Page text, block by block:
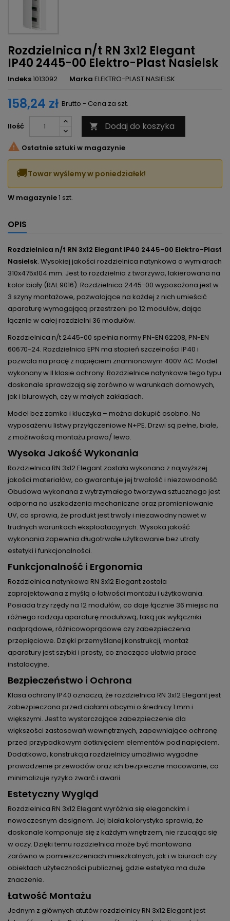
Rozdzielnica n/t RN 3x12 Elegant
IP40 2445-00 Elektro-Plast Nasielsk
Indeks1013092 Marka ELEKTRO-PLAST NASIELSK
158,24 zł Brutto - Cena za szt.
Ilość  Dodaj do koszyka
 Ostatnie sztuki w magazynie
🚚Towar wyślemy w poniedziałek!
W magazynie1 szt.
OPIS
Rozdzielnica n/t RN 3x12 Elegant IP40 2445-00 Elektro-Plast
Nasielsk. Wysokiej jakości rozdzielnica natynkowa o wymiarach
310x475x104 mm. Jest to rozdzielnia z tworzywa, lakierowana na
kolor biały (RAL 9016). Rozdzielnica 2445-00 wyposażona jest w
3 szyny montażowe, pozwalające na każdej z nich umieścić
aparaturę wymagającą przestrzeni po 12 modułów, dając
łącznie w całej rozdzielni 36 modułów.
Rozdzielnica n/t 2445-00 spełnia normy PN-EN 62208, PN-EN
60670-24. Rozdzielnica EPN ma stopień szczelności IP40 i
pozwala na pracę z napięciem znamionowym 400V AC. Model
wykonany w II klasie ochrony. Rozdzielnice natynkowe tego typu
doskonale sprawdzają się zarówno w warunkach domowych,
jak i biurowych, czy w małych zakładach.
Model bez zamka i kluczyka – można dokupić osobno. Na
wyposażeniu listwy przyłączeniowe N+PE. Drzwi są pełne, białe,
z możliwością montażu prawo/ lewo.
Wysoka Jakość Wykonania
Rozdzielnica RN 3x12 Elegant została wykonana z najwyższej
jakości materiałów, co gwarantuje jej trwałość i niezawodność.
Obudowa wykonana z wytrzymałego tworzywa sztucznego jest
odporna na uszkodzenia mechaniczne oraz promieniowanie
UV, co sprawia, że produkt jest trwały i niezawodny nawet w
trudnych warunkach eksploatacyjnych. Wysoka jakość
wykonania zapewnia długotrwałe użytkowanie bez utraty
estetyki i funkcjonalności.
Funkcjonalność i Ergonomia
Rozdzielnica natynkowa RN 3x12 Elegant została
zaprojektowana z myślą o łatwości montażu i użytkowania.
Posiada trzy rzędy na 12 modułów, co daje łącznie 36 miejsc na
różnego rodzaju aparaturę modułową, taką jak wyłączniki
nadprądowe, różnicowoprądowe czy zabezpieczenia
przepięciowe. Dzięki przemyślanej konstrukcji, montaż
aparatury jest szybki i prosty, co znacząco ułatwia prace
instalacyjne.
Bezpieczeństwo i Ochrona
Klasa ochrony IP40 oznacza, że rozdzielnica RN 3x12 Elegant jest
zabezpieczona przed ciałami obcymi o średnicy 1 mm i
większymi. Jest to wystarczające zabezpieczenie dla
większości zastosowań wewnętrznych, zapewniające ochronę
przed przypadkowym dotknięciem elementów pod napięciem.
Dodatkowo, konstrukcja rozdzielnicy umożliwia wygodne
prowadzenie przewodów oraz ich bezpieczne mocowanie, co
minimalizuje ryzyko zwarć i awarii.
Estetyczny Wygląd
Rozdzielnica RN 3x12 Elegant wyróżnia się eleganckim i
nowoczesnym designem. Jej biała kolorystyka sprawia, że
doskonale komponuje się z każdym wnętrzem, nie rzucając się
w oczy. Dzięki temu rozdzielnica może być montowana
zarówno w pomieszczeniach mieszkalnych, jak i w biurach czy
obiektach użyteczności publicznej, gdzie estetyka ma duże
znaczenie.
Łatwość Montażu
Jednym z głównych atutów rozdzielnicy RN 3x12 Elegant jest